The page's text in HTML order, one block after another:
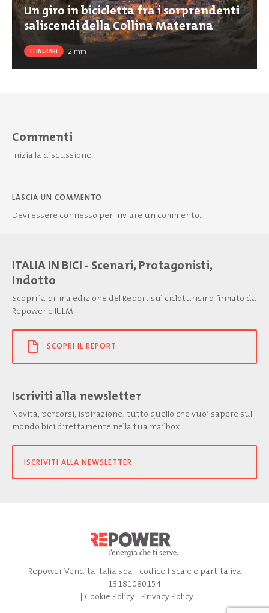
Un giro in bicicletta fra i sorprendenti
saliscendi della Collina Materana
ITINERARI 2min
Commenti
Inizia la discussione.
LASCIA UN COMMENTO
Devi essere connesso per inviare un commento.
ITALIA IN BICI - Scenari, Protagonisti,
Indotto
Scopri la prima edizione del Report sul cicloturismo firmato da
Repower e IULM
SCOPRI IL REPORT
Iscriviti alla newsletter
Novità, percorsi, ispirazione: tutto quello che vuoi sapere sul
mondo bici direttamente nella tua mailbox.
ISCRIVITI ALLA NEWSLETTER
Repower Vendita Italia spa - codice fiscale e partita iva
13181080154
| Cookie Policy| Privacy Policy